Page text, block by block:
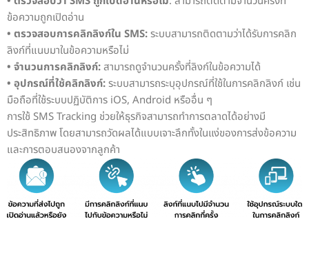
ข้อความถูกเปิดอ่าน
• ตรวจสอบการคลิกลิงก์ใน SMS:ระบบสามารถติดตามว่าได้รับการคลิก
ลิงก์ที่แนบมาในข้อความหรือไม่
• จำนวนการคลิกลิงก์:สามารถดูจำนวนครั้งที่ลิงก์ในข้อความได้
• อุปกรณ์ที่ใช้คลิกลิงก์:ระบบสามารถระบุอุปกรณ์ที่ใช้ในการคลิกลิงก์ เช่น
มือถือที่ใช้ระบบปฏิบัติการ iOS, Android หรืออื่น ๆ
การใช้ SMS Tracking ช่วยให้ธุรกิจสามารถทำการตลาดได้อย่างมี
ประสิทธิภาพ โดยสามารถวัดผลได้แบบเจาะลึกทั้งในแง่ของการส่งข้อความ
และการตอบสนองจากลูกค้า